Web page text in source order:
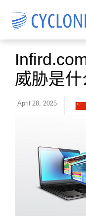
威胁是什
April 28, 2025